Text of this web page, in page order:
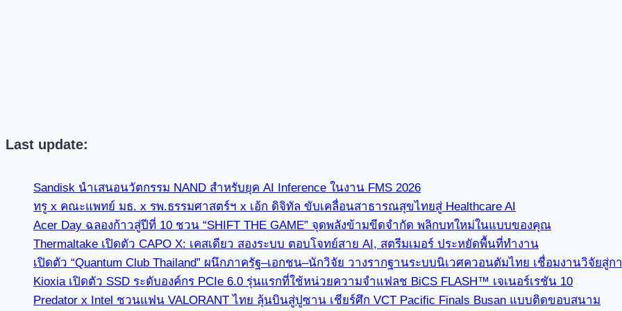
Last update:
Sandisk นำเสนอนวัตกรรม NAND สำหรับยุค AI Inference ในงาน FMS 2026
ทรู x คณะแพทย์ มธ. x รพ.ธรรมศาสตร์ฯ x เอ้ก ดิจิทัล ขับเคลื่อนสาธารณสุขไทยสู่ Healthcare AI
Acer Day ฉลองก้าวสู่ปีที่ 10 ชวน “SHIFT THE GAME” จุดพลังข้ามขีดจำกัด พลิกบทใหม่ในแบบของคุณ
Thermaltake เปิดตัว CAPO X: เคสเดียว สองระบบ ตอบโจทย์สาย AI, สตรีมเมอร์ ประหยัดพื้นที่ทำงาน
เปิดตัว “Quantum Club Thailand” ผนึกภาครัฐ–เอกชน–นักวิจัย วางรากฐานระบบนิเวศควอนตัมไทย เชื่อมงานวิจัยสู่
Kioxia เปิดตัว SSD ระดับองค์กร PCIe 6.0 รุ่นแรกที่ใช้หน่วยความจำแฟลช BiCS FLASH™ เจเนอร์เรชัน 10
Predator x Intel ชวนแฟน VALORANT ไทย ลุ้นบินสู่ปูซาน เชียร์ศึก VCT Pacific Finals Busan แบบติดขอบสนาม